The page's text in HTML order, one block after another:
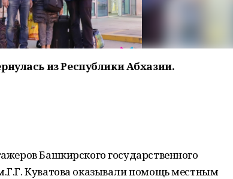
из Республики Абхазии.
Башкирского государственного
Куватова оказывали помощь местным